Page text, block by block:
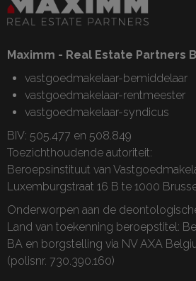
Maximm - Real Estate Partners
vastgoedmakelaar-bemiddelaar
vastgoedmakelaar-rentmeester
vastgoedmakelaar-syndicus
BIV: 505.477 en 508.849
Toezichthoudende autoriteit:
Beroepsinstituut van
Luxemburgstraat 16 B te 1000
Onderworpen aan de
Land van toekenning beroepstitel:
BA en borgstelling via NV AXA
(polisnr. 730.390.160)